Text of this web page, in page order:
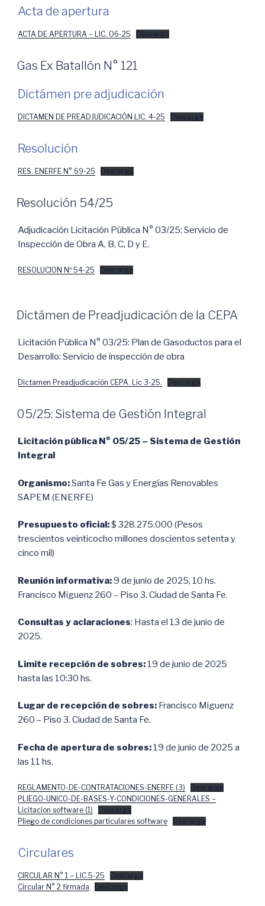
Acta de apertura
ACTA DE APERTURA – LIC. 06-25 Descarga
Gas Ex Batallón N° 121
Dictámen pre adjudicación
DICTAMEN DE PREADJUDICACIÓN LIC. 4-25 Descarga
Resolución
RES. ENERFE N° 69-25 Descarga
Resolución 54/25
Adjudicación Licitación Pública N° 03/25: Servicio de
Inspección de Obra A, B, C, D y E.
RESOLUCION Nº 54-25 Descarga
Dictámen de Preadjudicación de la CEPA
Licitación Pública N° 03/25: Plan de Gasoductos para el
Desarrollo: Servicio de inspección de obra
Dictamen Preadjudicación CEPA. Lic 3-25. Descarga
05/25: Sistema de Gestión Integral
Licitación pública N° 05/25 – Sistema de Gestión
Integral
Organismo:Santa Fe Gas y Energías Renovables
SAPEM (ENERFE)
Presupuesto oficial:$ 328.275.000 (Pesos
trescientos veinticocho millones doscientos setenta y
cinco mil)
Reunión informativa:9 de junio de 2025, 10 hs.
Francisco Miguenz 260 – Piso 3. Ciudad de Santa Fe.
Consultas y aclaraciones: Hasta el 13 de junio de
2025.
Límite recepción de sobres: 19 de junio de 2025
hasta las 10:30 hs.
Lugar de recepción de sobres: Francisco Miguenz
260 – Piso 3. Ciudad de Santa Fe.
Fecha de apertura de sobres: 19 de junio de 2025 a
las 11 hs.
REGLAMENTO-DE-CONTRATACIONES-ENERFE (3)
Descarga
PLIEGO-UNICO-DE-BASES-Y-CONDICIONES-GENERALES –
Licitacion software (1)
Descarga
Pliego de condiciones particulares software
Descarga
Circulares
CIRCULAR N° 1 – LIC.5-25
Descarga
Circular N° 2 firmada
Descarga